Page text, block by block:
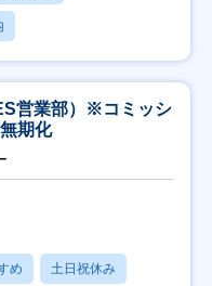
営業部）※コミッシ
期化
め 土日祝休み